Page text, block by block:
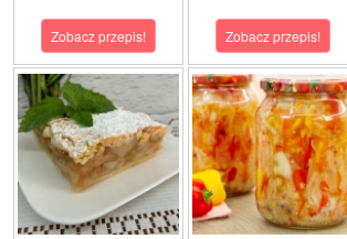
Zobacz przepis! Zobacz przepis!